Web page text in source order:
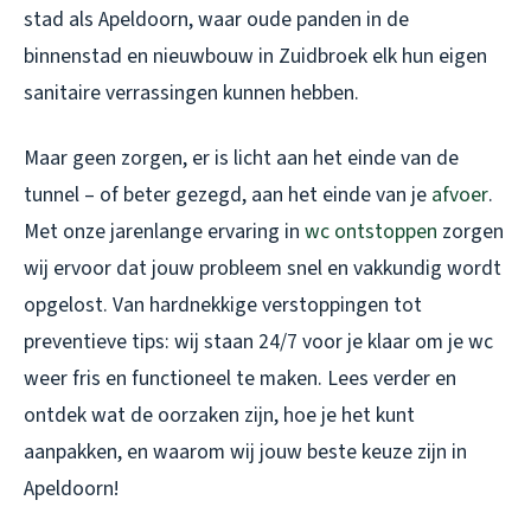
stad als Apeldoorn, waar oude panden in de
binnenstad en nieuwbouw in Zuidbroek elk hun eigen
sanitaire verrassingen kunnen hebben.
Maar geen zorgen, er is licht aan het einde van de
tunnel – of beter gezegd, aan het einde van je afvoer.
Met onze jarenlange ervaring in wc ontstoppen zorgen
wij ervoor dat jouw probleem snel en vakkundig wordt
opgelost. Van hardnekkige verstoppingen tot
preventieve tips: wij staan 24/7 voor je klaar om je wc
weer fris en functioneel te maken. Lees verder en
ontdek wat de oorzaken zijn, hoe je het kunt
aanpakken, en waarom wij jouw beste keuze zijn in
Apeldoorn!